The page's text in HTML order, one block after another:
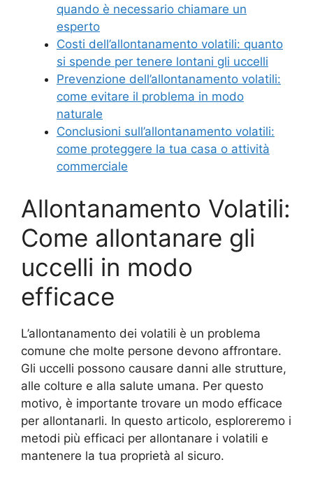
quando è necessario chiamare un
esperto
Costi dell’allontanamento volatili: quanto
si spende per tenere lontani gli uccelli
Prevenzione dell’allontanamento volatili:
come evitare il problema in modo
naturale
Conclusioni sull’allontanamento volatili:
come proteggere la tua casa o attività
commerciale
Allontanamento Volatili:
Come allontanare gli
uccelli in modo
efficace
L’allontanamento dei volatili è un problema
comune che molte persone devono affrontare.
Gli uccelli possono causare danni alle strutture,
alle colture e alla salute umana. Per questo
motivo, è importante trovare un modo efficace
per allontanarli. In questo articolo, esploreremo i
metodi più efficaci per allontanare i volatili e
mantenere la tua proprietà al sicuro.